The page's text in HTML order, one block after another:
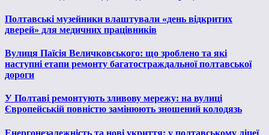
Полтавські музейники влаштували «день відкритих
дверей» для медичних працівників
Вулиця Паїсія Величковського: що зроблено та які
наступні етапи ремонту багатостраждальної полтавської
дороги
У Полтаві ремонтують зливову мережу: на вулиці
Європейській повністю замінюють зношений колодязь
Енергонезалежність та нові укриття: у полтавському ліцеї